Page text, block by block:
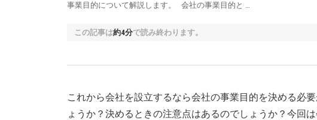
事業目的について解説します。 会社の事業目的と …
この記事は約4分で読み終わります。
これから会社を設立するなら会社の事業目的を決める必
ょうか？決めるときの注意点はあるのでしょうか？今回